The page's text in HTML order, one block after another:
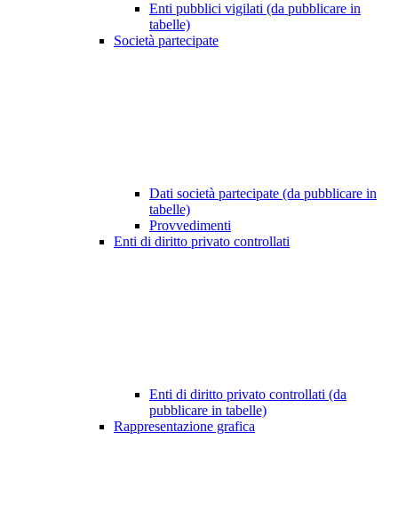
Enti pubblici vigilati (da pubblicare in
tabelle)
Società partecipate
Dati società partecipate (da pubblicare in
tabelle)
Provvedimenti
Enti di diritto privato controllati
Enti di diritto privato controllati (da
pubblicare in tabelle)
Rappresentazione grafica